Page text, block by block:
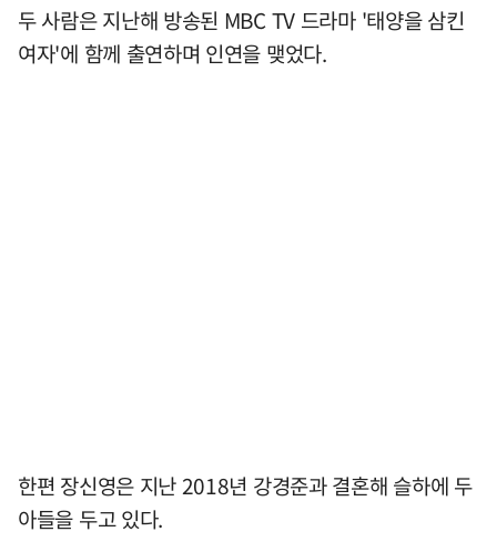
두 사람은 지난해 방송된 MBC TV 드라마 '태양을 삼킨
여자'에 함께 출연하며 인연을 맺었다.
한편 장신영은 지난 2018년 강경준과 결혼해 슬하에 두
아들을 두고 있다.